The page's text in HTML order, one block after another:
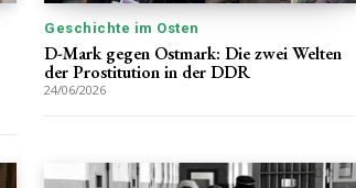
Geschichte im Osten
D-Mark gegen Ostmark: Die zwei Welten
der Prostitution in der DDR
24/06/2026